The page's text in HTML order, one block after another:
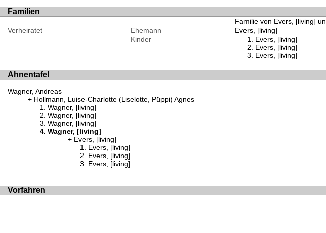
Familien
Familie von Evers, [living]
Verheiratet
Ehemann
Evers, [living]
Kinder
Evers, [living]
Evers, [living]
Evers, [living]
Ahnentafel
Wagner, Andreas
Hollmann, Luise-Charlotte (Liselotte, Püppi) Agnes
Wagner, [living]
Wagner, [living]
Wagner, [living]
Wagner, [living]
Evers, [living]
Evers, [living]
Evers, [living]
Evers, [living]
Vorfahren